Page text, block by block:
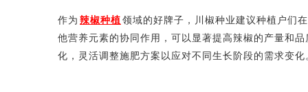
作为 辣椒种植 领域的好牌子，川椒种业建议种植户们
他营养元素的协同作用，可以显著提高辣椒的产量和
化，灵活调整施肥方案以应对不同生长阶段的需求变化